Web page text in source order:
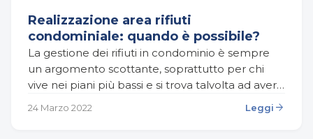
Realizzazione area rifiuti
condominiale: quando è possibile?
La gestione dei rifiuti in condominio è sempre
un argomento scottante, soprattutto per chi
vive nei piani più bassi e si trova talvolta ad avere
24 Marzo 2022 Leggi arrow_forward